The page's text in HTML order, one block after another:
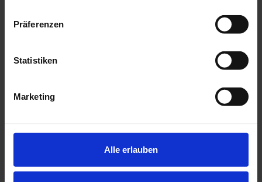
Präferenzen
Statistiken
Marketing
Alle erlauben
06.11.26 - 07.11.26
Dr. Hanni Lohmar